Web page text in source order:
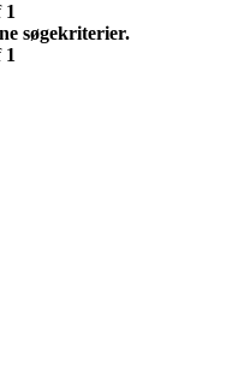
1
søgekriterier.
1